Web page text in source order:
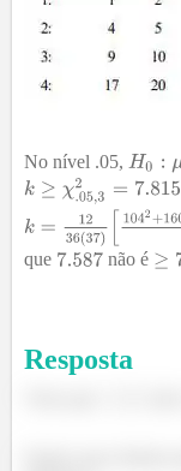
No nível .05,
que
não é
Resposta